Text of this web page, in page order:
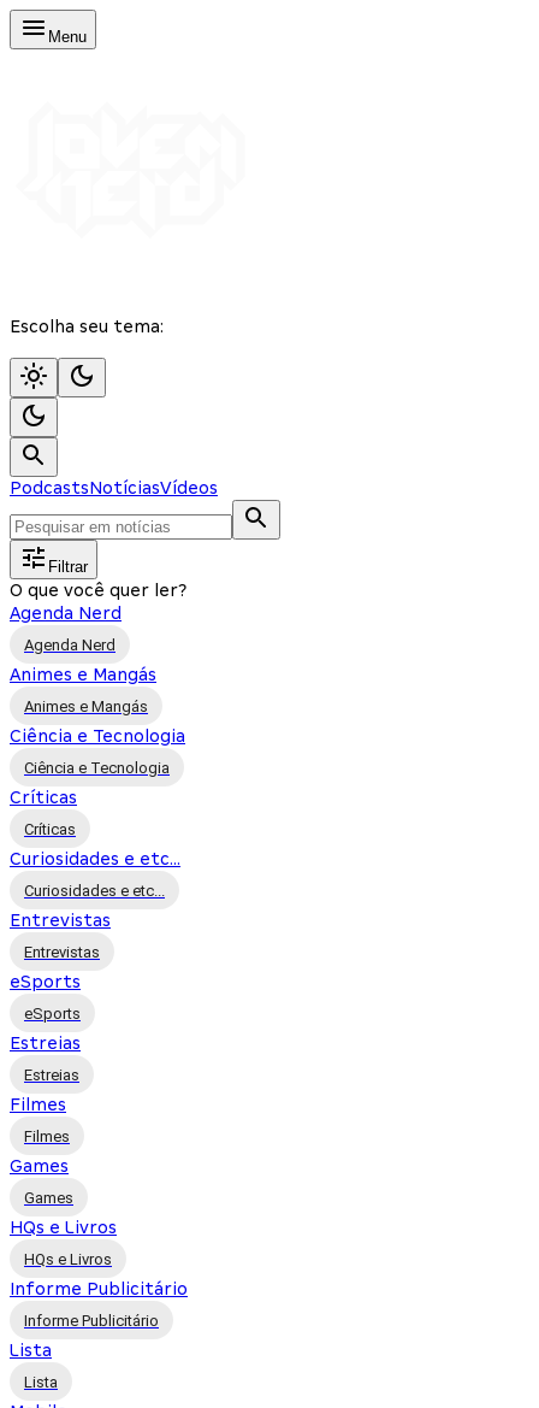
Menu
Escolha seu tema:
PodcastsNotíciasVídeos
Filtrar
O que você quer ler?
Agenda Nerd
Agenda Nerd
Animes e Mangás
Animes e Mangás
Ciência e Tecnologia
Ciência e Tecnologia
Críticas
Críticas
Curiosidades e etc...
Curiosidades e etc...
Entrevistas
Entrevistas
eSports
eSports
Estreias
Estreias
Filmes
Filmes
Games
Games
HQs e Livros
HQs e Livros
Informe Publicitário
Informe Publicitário
Lista
Lista